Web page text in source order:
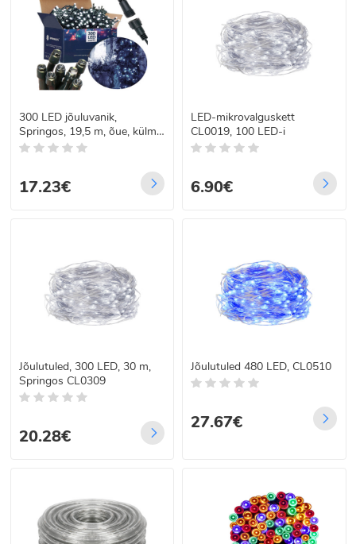
300 LED jõuluvanik,
Springos, 19,5 m, õue, külm
valge
17.23€
LED-mikrovalguskett
CL0019, 100 LED-i
6.90€
Jõulutuled, 300 LED, 30 m,
Springos CL0309
20.28€
Jõulutuled 480 LED, CL0510
27.67€